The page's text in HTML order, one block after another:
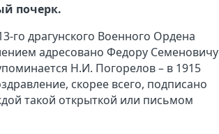
почерк.
го драгунского Военного Ордена
адресовано Федору Семеновичу
Н.И. Погорелов – в 1915
скорее всего, подписано
такой открыткой или письмом